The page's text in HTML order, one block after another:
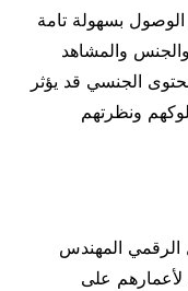
الوصول بسهولة تامة
والمشاهد
الجنسي قد يؤثر
ونظرتهم
الرقمي المهندس
على